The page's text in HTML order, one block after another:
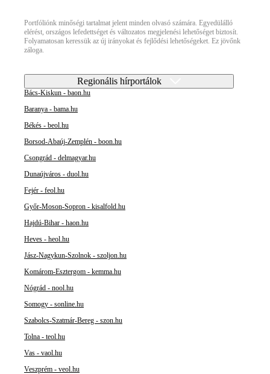
Portfóliónk minőségi tartalmat jelent minden olvasó számára. Egyedülálló
elérést, országos lefedettséget és változatos megjelenési lehetőséget biztosít.
Folyamatosan keressük az új irányokat és fejlődési lehetőségeket. Ez jövőnk
záloga.
Regionális hírportálok
Bács-Kiskun - baon.hu
Baranya - bama.hu
Békés - beol.hu
Borsod-Abaúj-Zemplén - boon.hu
Csongrád - delmagyar.hu
Dunaújváros - duol.hu
Fejér - feol.hu
Győr-Moson-Sopron - kisalfold.hu
Hajdú-Bihar - haon.hu
Heves - heol.hu
Jász-Nagykun-Szolnok - szoljon.hu
Komárom-Esztergom - kemma.hu
Nógrád - nool.hu
Somogy - sonline.hu
Szabolcs-Szatmár-Bereg - szon.hu
Tolna - teol.hu
Vas - vaol.hu
Veszprém - veol.hu